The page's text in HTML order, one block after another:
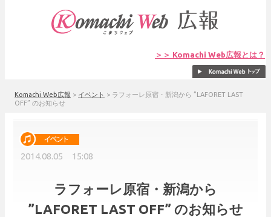
＞＞ Komachi Web広報とは？
Komachi Web広報 > イベント > ラフォーレ原宿・新潟から ”LAFORET LAST
OFF” のお知らせ
2014.08.05 15:08
ラフォーレ原宿・新潟から
”LAFORET LAST OFF” のお知らせ